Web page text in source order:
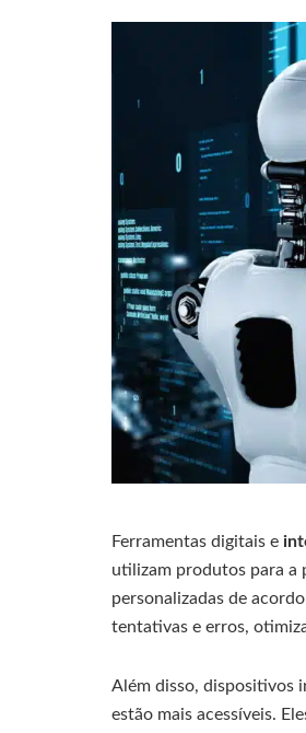
Ferramentas digitais e
utilizam produtos para a
personalizadas de
tentativas e erros,
Além disso, dispositivos
estão mais acessíveis.